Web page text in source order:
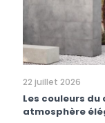
22 juillet 2026
Les couleurs
atmosphère